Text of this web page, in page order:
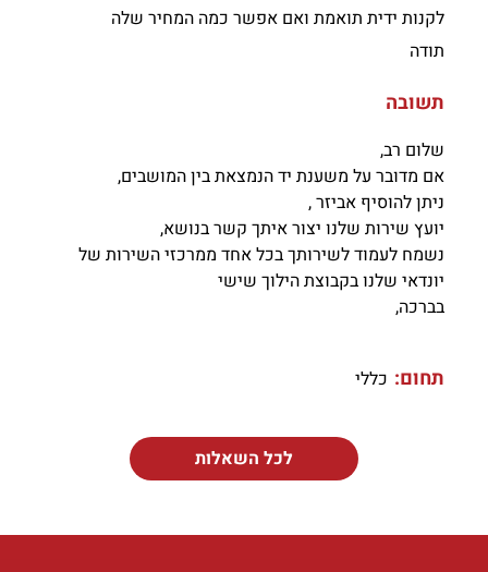
לקנות ידית תואמת ואם אפשר כמה המחיר שלה
תודה
תשובה
שלום רב,
אם מדובר על משענת יד הנמצאת בין המושבים,
ניתן להוסיף אביזר ,
יועץ שירות שלנו יצור איתך קשר בנושא,
נשמח לעמוד לשירותך בכל אחד ממרכזי השירות של
יונדאי שלנו בקבוצת הילוך שישי
בברכה,
תחום: כללי
לכל השאלות